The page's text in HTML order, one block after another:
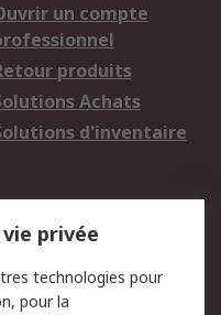
un compte
produits
Achats
d'inventaire
privée
technologies pour
pour la